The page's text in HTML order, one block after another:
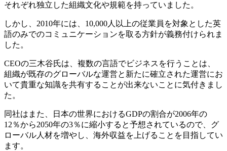
それぞれ独立した組織文化や規範を持っていました。
しかし、2010年には、10,000人以上の従業員を対象とした英
語のみでのコミュニケーションを取る方針が義務付けられま
した。
CEOの三木谷氏は、複数の言語でビジネスを行うことは、
組織が既存のグローバルな運営と新たに確立された運営にお
いて貴重な知識を共有することが出来ないことに気付きまし
た。
同社はまた、日本の世界におけるGDPの割合が2006年の
12％から2050年の3％に縮小すると予想されているので、グ
ローバル人材を増やし、海外収益を上げることを目指してい
ます。